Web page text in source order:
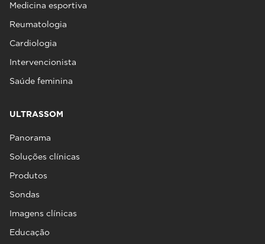
Medicina esportiva
Reumatologia
Cardiologia
Intervencionista
Saúde feminina
ULTRASSOM
Panorama
Soluções clínicas
Produtos
Sondas
Imagens clínicas
Educação